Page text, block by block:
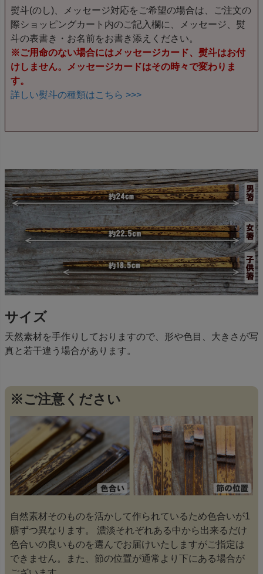
熨斗(のし)、メッセージ対応をご希望の場合は、ご注文の
際ショッピングカート内のご記入欄に、メッセージ、熨
斗の表書き・お名前をお書き添えください。
※ご用命のない場合にはメッセージカード、熨斗はお付
けしません。メッセージカードはその時々で変わりま
す。
詳しい熨斗の種類はこちら >>>
サイズ
天然素材を手作りしておりますので、形や色目、大きさが写
真と若干違う場合があります。
※ご注意ください
自然素材そのものを活かして作られているため色合いが1
膳ずつ異なります。 濃淡それぞれある中から出来るだけ
色合いの良いものを選んでお届けいたしますがご指定は
できません。また、節の位置が通常より下にある場合が